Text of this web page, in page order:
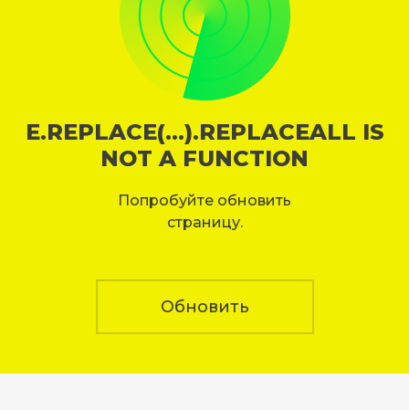
E.REPLACE(...).REPLACEALL IS
NOT A FUNCTION
Попробуйте обновить
страницу.
Обновить